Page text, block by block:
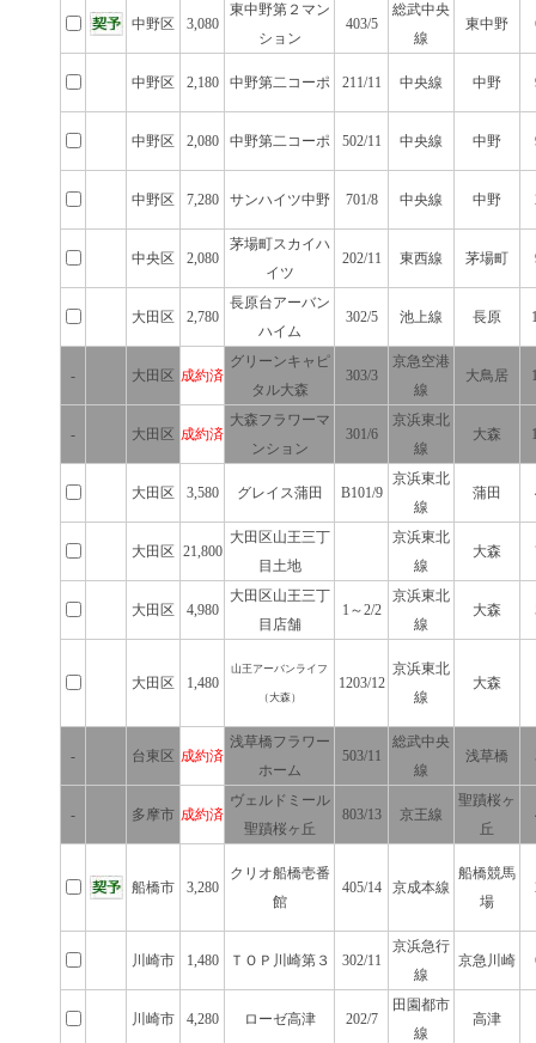
中野区 3,080
東中野第２マン
ション
403/5
総武中央
線
東中野
中野区 2,180 中野第二コーポ 211/11 中央線 中野
中野区 2,080 中野第二コーポ 502/11 中央線 中野
中野区 7,280 サンハイツ中野 701/8 中央線 中野
中央区 2,080
茅場町スカイハ
イツ
202/11 東西線 茅場町
大田区 2,780
長原台アーバン
ハイム
302/5 池上線 長原
- 大田区 成約済
グリーンキャピ
タル大森
303/3
京急空港
線
大鳥居
- 大田区 成約済
大森フラワーマ
ンション
301/6
京浜東北
線
大森
大田区 3,580 グレイス蒲田 B101/9
京浜東北
線
蒲田
大田区 21,800
大田区山王三丁
目土地
京浜東北
線
大森
大田区 4,980
大田区山王三丁
目店舗
1～2/2
京浜東北
線
大森
大田区 1,480
山王アーバンライフ
（大森）
1203/12
京浜東北
線
大森
- 台東区 成約済
浅草橋フラワー
ホーム
503/11
総武中央
線
浅草橋
- 多摩市 成約済
ヴェルドミール
聖蹟桜ヶ丘
803/13 京王線
聖蹟桜ヶ
丘
船橋市 3,280
クリオ船橋壱番
館
405/14 京成本線
船橋競馬
場
川崎市 1,480 ＴＯＰ川崎第３ 302/11
京浜急行
線
京急川崎
川崎市 4,280 ローゼ高津 202/7
田園都市
線
高津